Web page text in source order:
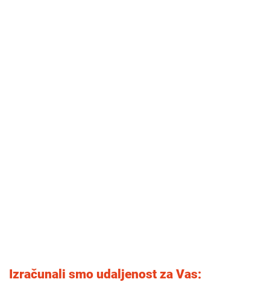
Izračunali smo udaljenost za Vas: